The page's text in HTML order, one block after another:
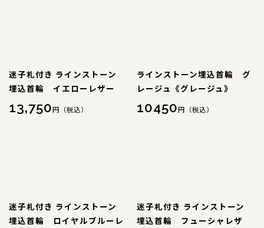
犬の本革ハーネス
犬の本革ハーフチョーク
ペットカート用ネームプレート
迷子札付き ラインストーン
埋込首輪 イエローレザー
13,750円（税込）
ラインストーン埋込首輪 グ
レージュ《グレージュ》
10450円（税込）
迷子札付き ラインストーン
埋込首輪 ロイヤルブルーレ
迷子札付き ラインストーン
埋込首輪 フューシャレザ